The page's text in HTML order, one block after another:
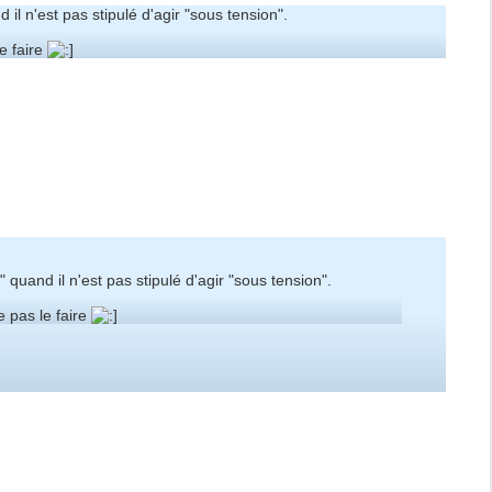
il n'est pas stipulé d'agir "sous tension".
faire
il n'est pas stipulé d'agir "sous tension".
pas le faire